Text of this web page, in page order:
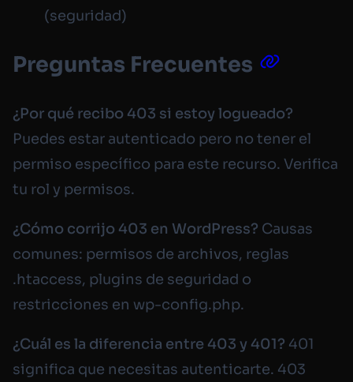
(seguridad)
Preguntas Frecuentes
¿Por qué recibo 403 si estoy logueado?
Puedes estar autenticado pero no tener el
permiso específico para este recurso. Verifica
tu rol y permisos.
¿Cómo corrijo 403 en WordPress? Causas
comunes: permisos de archivos, reglas
.htaccess, plugins de seguridad o
restricciones en wp-config.php.
¿Cuál es la diferencia entre 403 y 401? 401
significa que necesitas autenticarte. 403